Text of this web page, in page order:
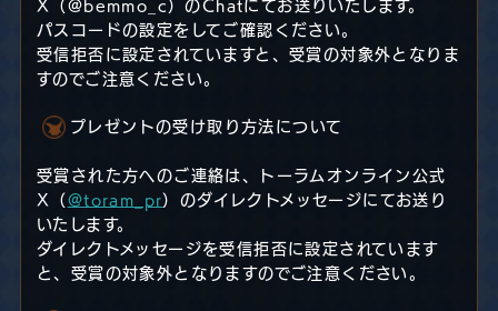
X（@bemmo_c）のChatにてお送りいたします。
パスコードの設定をしてご確認ください。
受信拒否に設定されていますと、受賞の対象外となりま
すのでご注意ください。
プレゼントの受け取り方法について
受賞された方へのご連絡は、トーラムオンライン公式
X（ @toram_pr）のダイレクトメッセージにてお送り
いたします。
ダイレクトメッセージを受信拒否に設定されています
と、受賞の対象外となりますのでご注意ください。